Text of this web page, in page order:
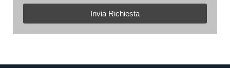
Invia Richiesta